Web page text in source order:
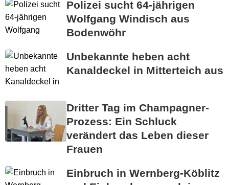
Polizei sucht 64-jährigen
Wolfgang Windisch aus
Bodenwöhr
Unbekannte heben acht
Kanaldeckel in Mitterteich aus
Dritter Tag im Champagner-
Prozess: Ein Schluck
verändert das Leben dieser
Frauen
Einbruch in Wernberg-Köblitz